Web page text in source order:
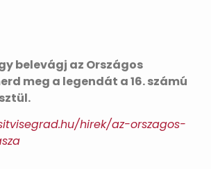
belevágj az Országos
meg a legendát a 16. számú
hirek/az-orszagos-